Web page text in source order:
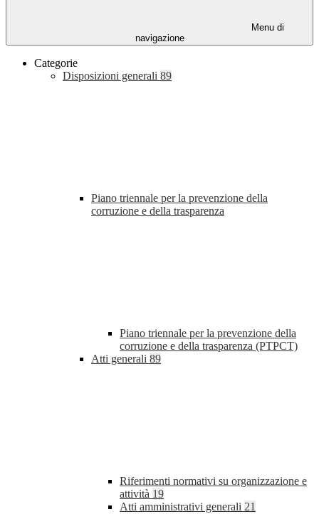
Menu di
navigazione
Categorie
Disposizioni generali 89
Piano triennale per la prevenzione della
corruzione e della trasparenza
Piano triennale per la prevenzione della
corruzione e della trasparenza (PTPCT)
Atti generali 89
Riferimenti normativi su organizzazione e
attività 19
Atti amministrativi generali 21